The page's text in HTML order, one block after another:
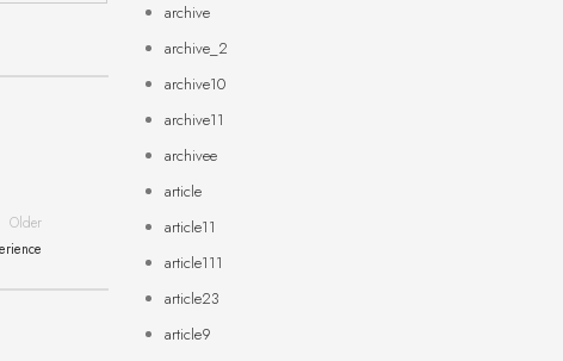
Older
archive
archive_2
archive10
archive11
archivee
article
article11
article111
article23
article9